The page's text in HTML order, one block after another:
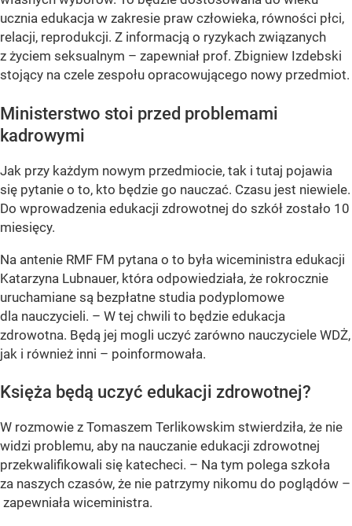
ucznia edukacja w zakresie praw człowieka, równości płci,
relacji, reprodukcji. Z informacją o ryzykach związanych
z życiem seksualnym – zapewniał prof. Zbigniew Izdebski
stojący na czele zespołu opracowującego nowy przedmiot.
Ministerstwo stoi przed problemami
kadrowymi
Jak przy każdym nowym przedmiocie, tak i tutaj pojawia
się pytanie o to, kto będzie go nauczać. Czasu jest niewiele.
Do wprowadzenia edukacji zdrowotnej do szkół zostało 10
miesięcy.
Na antenie RMF FM pytana o to była wiceministra edukacji
Katarzyna Lubnauer, która odpowiedziała, że rokrocznie
uruchamiane są bezpłatne studia podyplomowe
dla nauczycieli. – W tej chwili to będzie edukacja
zdrowotna. Będą jej mogli uczyć zarówno nauczyciele WDŻ,
jak i również inni – poinformowała.
Księża będą uczyć edukacji zdrowotnej?
W rozmowie z Tomaszem Terlikowskim stwierdziła, że nie
widzi problemu, aby na nauczanie edukacji zdrowotnej
przekwalifikowali się katecheci. – Na tym polega szkoła
za naszych czasów, że nie patrzymy nikomu do poglądów –
zapewniała wiceministra.